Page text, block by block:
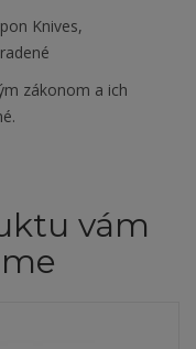
Knives,
zákonom a ich
vám